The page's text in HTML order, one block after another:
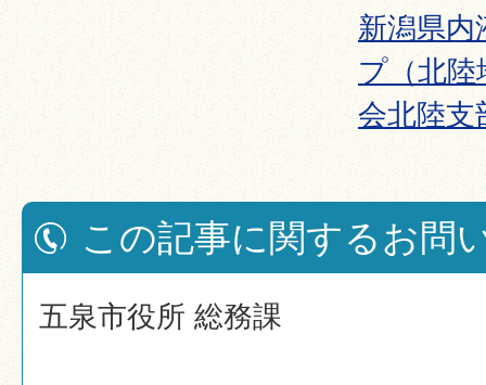
新潟県
プ（北陸
会北陸支
この記事に関するお問
五泉市役所 総務課